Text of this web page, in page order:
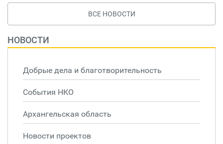
ВСЕ НОВОСТИ
НОВОСТИ
Добрые дела и благотворительность
События НКО
Архангельская область
Новости проектов